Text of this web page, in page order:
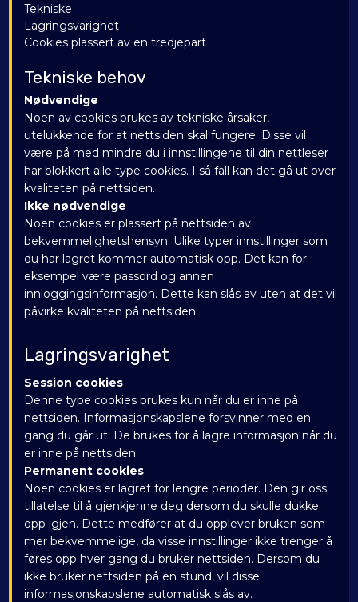
Tekniske
Lagringsvarighet
Cookies plassert av en tredjepart
Tekniske behov
Nødvendige
Noen av cookies brukes av tekniske årsaker,
utelukkende for at nettsiden skal fungere. Disse vil
være på med mindre du i innstillingene til din nettleser
har blokkert alle type cookies. I så fall kan det gå ut over
kvaliteten på nettsiden.
Ikke nødvendige
Noen cookies er plassert på nettsiden av
bekvemmelighetshensyn. Ulike typer innstillinger som
du har lagret kommer automatisk opp. Det kan for
eksempel være passord og annen
innloggingsinformasjon. Dette kan slås av uten at det vil
påvirke kvaliteten på nettsiden.
Lagringsvarighet
Session cookies
Denne type cookies brukes kun når du er inne på
nettsiden. Informasjonskapslene forsvinner med en
gang du går ut. De brukes for å lagre informasjon når du
er inne på nettsiden.
Permanent cookies
Noen cookies er lagret for lengre perioder. Den gir oss
tillatelse til å gjenkjenne deg dersom du skulle dukke
opp igjen. Dette medfører at du opplever bruken som
mer bekvemmelige, da visse innstillinger ikke trenger å
føres opp hver gang du bruker nettsiden. Dersom du
ikke bruker nettsiden på en stund, vil disse
informasjonskapslene automatisk slås av.